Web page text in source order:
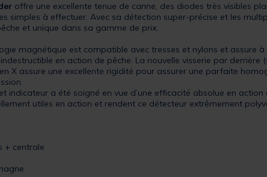
offre une excellente tenue de canne, des diodes très visibles
simples à effectuer. Avec sa détection super-précise et les
et unique dans sa gamme de prix.
magnétique est compatible avec tresses et nylons et assure
en action de pêche. La nouvelle visserie par
X assure une excellente rigidité pour assurer une parfaite
indicateur a été soigné en vue d’une efficacité absolue en
utiles en action et rendent ce détecteur extrêmement
+ centrale